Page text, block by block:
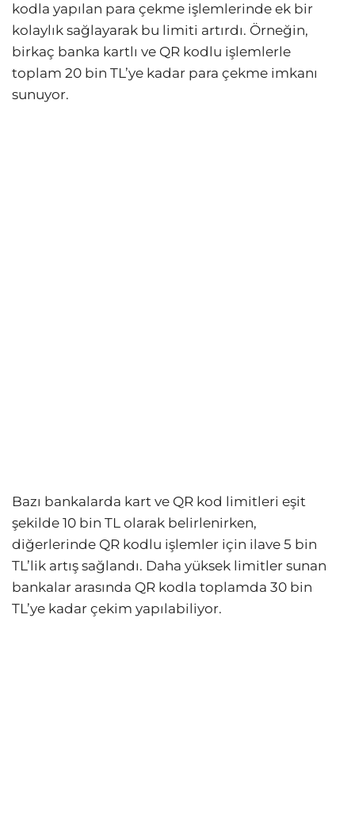
kodla yapılan para çekme işlemlerinde ek bir
kolaylık sağlayarak bu limiti artırdı. Örneğin,
birkaç banka kartlı ve QR kodlu işlemlerle
toplam 20 bin TL’ye kadar para çekme imkanı
sunuyor.
Bazı bankalarda kart ve QR kod limitleri eşit
şekilde 10 bin TL olarak belirlenirken,
diğerlerinde QR kodlu işlemler için ilave 5 bin
TL’lik artış sağlandı. Daha yüksek limitler sunan
bankalar arasında QR kodla toplamda 30 bin
TL’ye kadar çekim yapılabiliyor.